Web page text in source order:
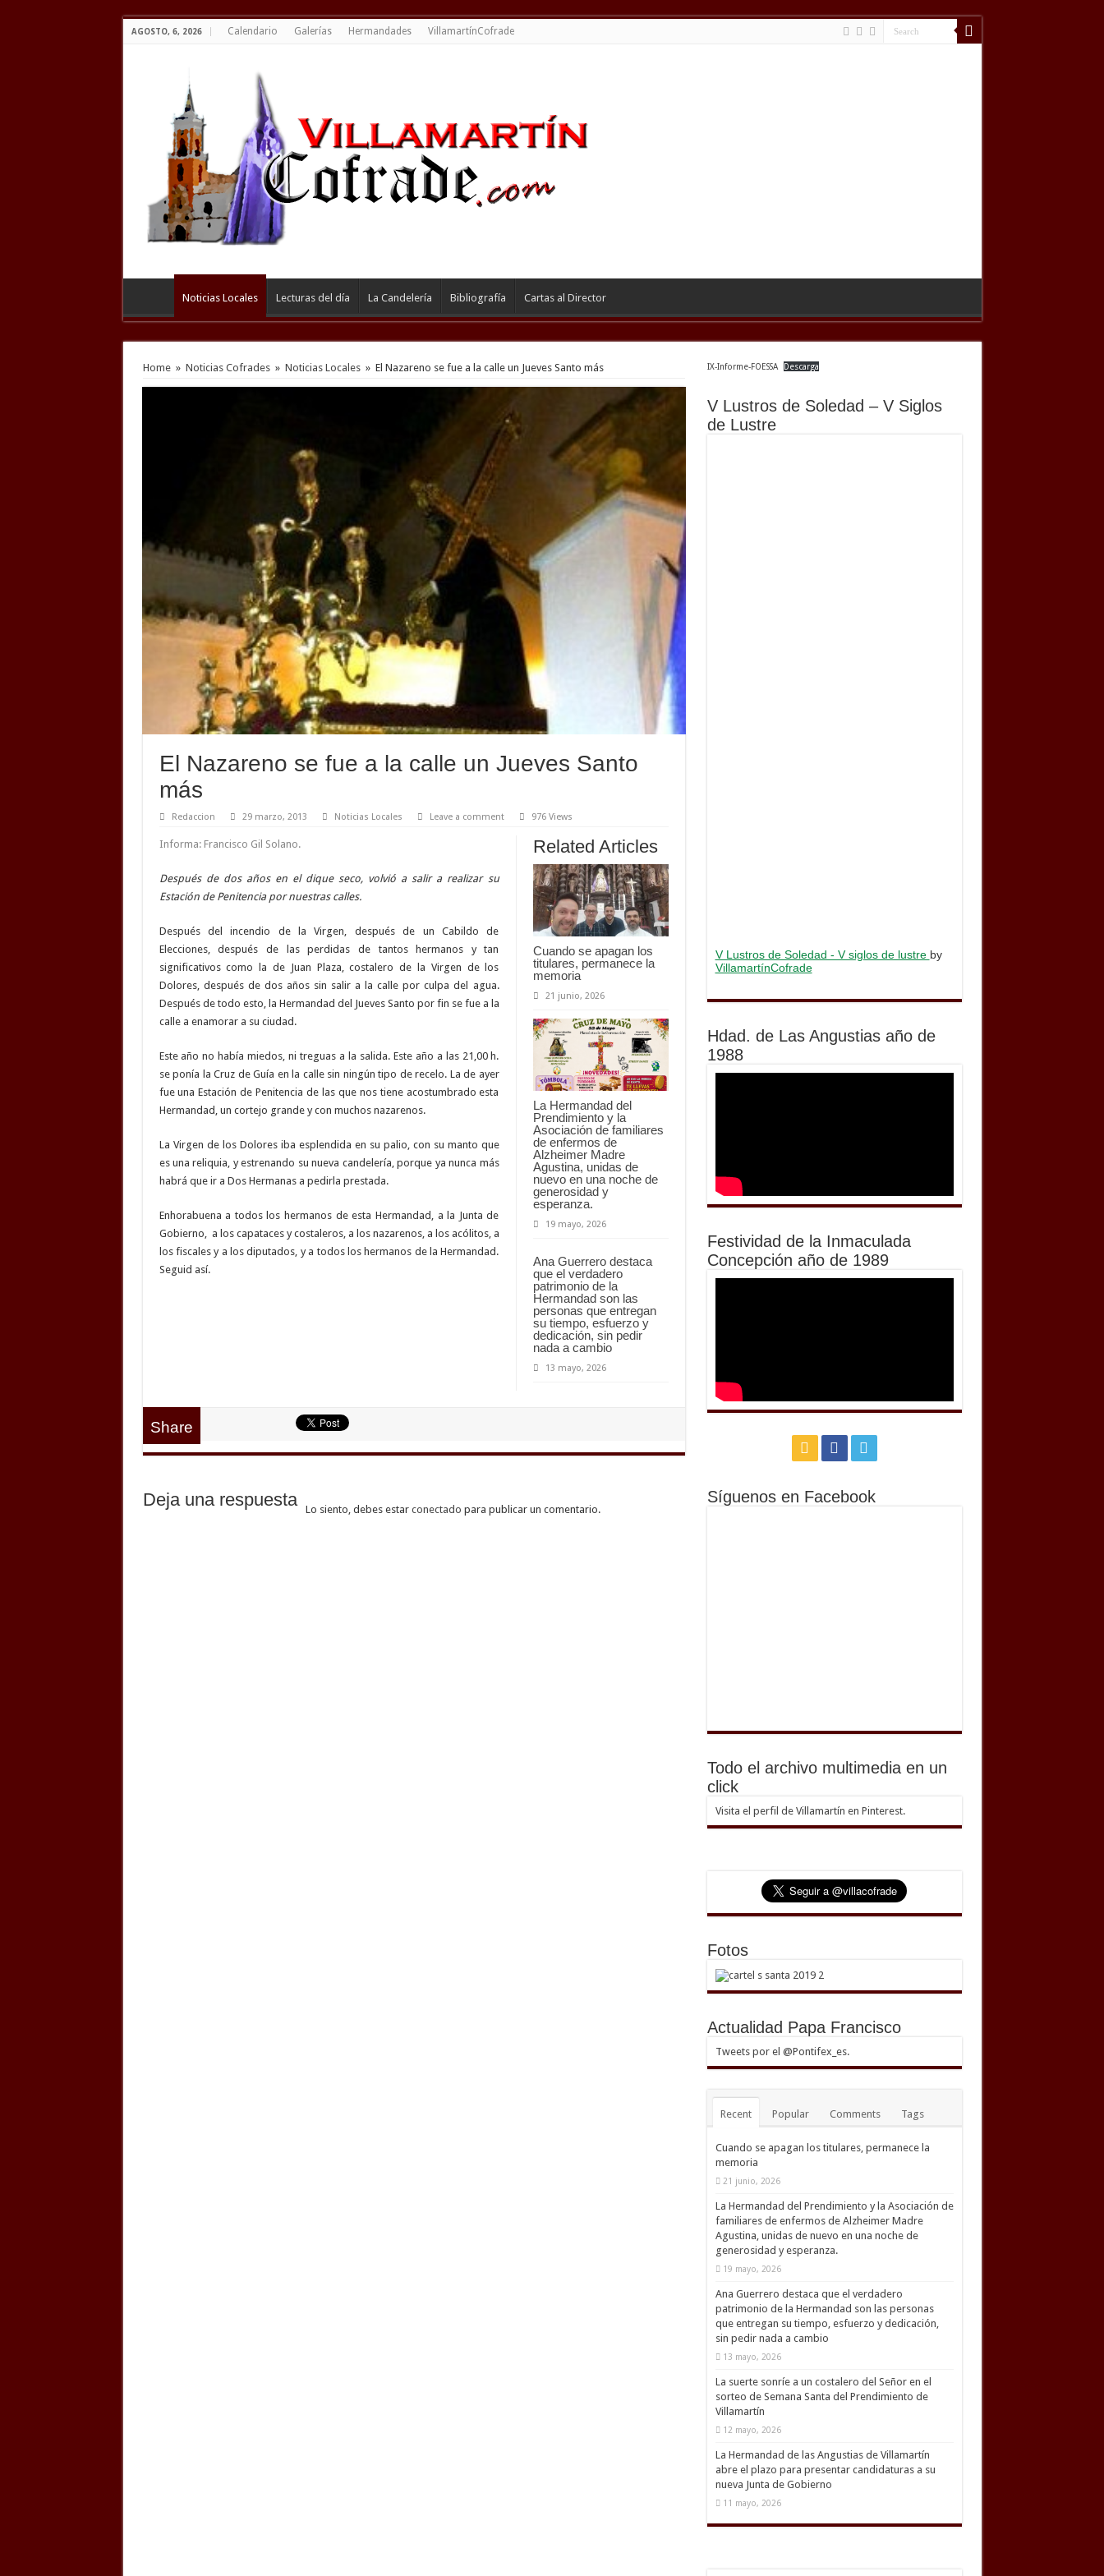
AGOSTO, 6, 2026 Calendario Galerías Hermandades VillamartínCofrade
Noticias Locales Lecturas del día La Candelería Bibliografía Cartas al Director
Home » Noticias Cofrades » Noticias Locales » El Nazareno se fue a la calle un Jueves Santo más
El Nazareno se fue a la calle un Jueves Santo
más
Redaccion 29 marzo, 2013 Noticias Locales Leave a comment 976 Views
Related Articles
Cuando se apagan los
titulares, permanece la
memoria
21 junio, 2026
La Hermandad del
Prendimiento y la
Asociación de familiares
de enfermos de
Alzheimer Madre
Agustina, unidas de
nuevo en una noche de
generosidad y
esperanza.
19 mayo, 2026
Ana Guerrero destaca
que el verdadero
patrimonio de la
Hermandad son las
personas que entregan
su tiempo, esfuerzo y
dedicación, sin pedir
nada a cambio
13 mayo, 2026
Informa: Francisco Gil Solano.
Después de dos años en el dique seco, volvió a salir a realizar su
Estación de Penitencia por nuestras calles.
Después del incendio de la Virgen, después de un Cabildo de
Elecciones, después de las perdidas de tantos hermanos y tan
significativos como la de Juan Plaza, costalero de la Virgen de los
Dolores, después de dos años sin salir a la calle por culpa del agua.
Después de todo esto, la Hermandad del Jueves Santo por fin se fue a la
calle a enamorar a su ciudad.
Este año no había miedos, ni treguas a la salida. Este año a las 21,00 h.
se ponía la Cruz de Guía en la calle sin ningún tipo de recelo. La de ayer
fue una Estación de Penitencia de las que nos tiene acostumbrado esta
Hermandad, un cortejo grande y con muchos nazarenos.
La Virgen de los Dolores iba esplendida en su palio, con su manto que
es una reliquia, y estrenando su nueva candelería, porque ya nunca más
habrá que ir a Dos Hermanas a pedirla prestada.
Enhorabuena a todos los hermanos de esta Hermandad, a la Junta de
Gobierno, a los capataces y costaleros, a los nazarenos, a los acólitos, a
los fiscales y a los diputados, y a todos los hermanos de la Hermandad.
Seguid así.
Share
Deja una respuesta Lo siento, debes estar conectado para publicar un comentario.
IX-Informe-FOESSA Descarga
V Lustros de Soledad – V Siglos
de Lustre
V Lustros de Soledad - V siglos de lustre by
VillamartínCofrade
Hdad. de Las Angustias año de
1988
Festividad de la Inmaculada
Concepción año de 1989
Síguenos en Facebook
Todo el archivo multimedia en un
click
Visita el perfil de Villamartín en Pinterest.
Fotos
Actualidad Papa Francisco
Tweets por el @Pontifex_es.
Recent Popular Comments Tags
Cuando se apagan los titulares, permanece la
memoria
21 junio, 2026
La Hermandad del Prendimiento y la Asociación de
familiares de enfermos de Alzheimer Madre
Agustina, unidas de nuevo en una noche de
generosidad y esperanza.
19 mayo, 2026
Ana Guerrero destaca que el verdadero
patrimonio de la Hermandad son las personas
que entregan su tiempo, esfuerzo y dedicación,
sin pedir nada a cambio
13 mayo, 2026
La suerte sonríe a un costalero del Señor en el
sorteo de Semana Santa del Prendimiento de
Villamartín
12 mayo, 2026
La Hermandad de las Angustias de Villamartín
abre el plazo para presentar candidaturas a su
nueva Junta de Gobierno
11 mayo, 2026